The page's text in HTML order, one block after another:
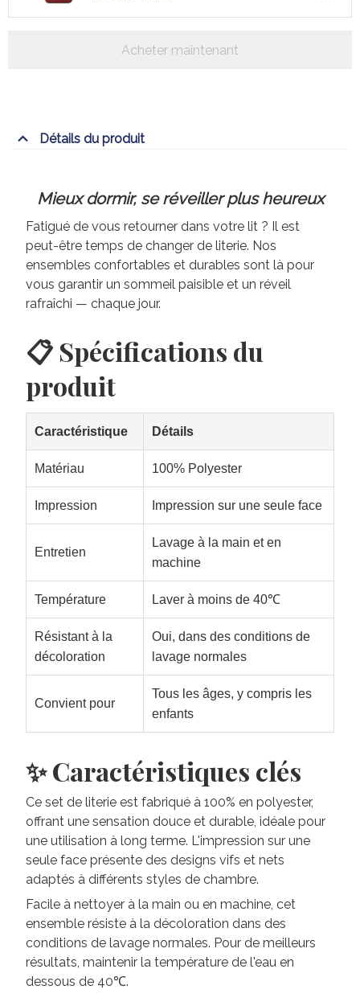
Acheter maintenant
Détails du produit
Mieux dormir, se réveiller plus heureux
Fatigué de vous retourner dans votre lit ? Il est
peut-être temps de changer de literie. Nos
ensembles confortables et durables sont là pour
vous garantir un sommeil paisible et un réveil
rafraîchi — chaque jour.
📋 Spécifications du
produit
Caractéristique Détails
Matériau 100% Polyester
Impression Impression sur une seule face
Entretien
Lavage à la main et en
machine
Température Laver à moins de 40℃
Résistant à la
décoloration
Oui, dans des conditions de
lavage normales
Convient pour
Tous les âges, y compris les
enfants
✨ Caractéristiques clés
Ce set de literie est fabriqué à 100% en polyester,
offrant une sensation douce et durable, idéale pour
une utilisation à long terme. L'impression sur une
seule face présente des designs vifs et nets
adaptés à différents styles de chambre.
Facile à nettoyer à la main ou en machine, cet
ensemble résiste à la décoloration dans des
conditions de lavage normales. Pour de meilleurs
résultats, maintenir la température de l'eau en
dessous de 40℃.